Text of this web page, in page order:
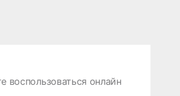
онлайн